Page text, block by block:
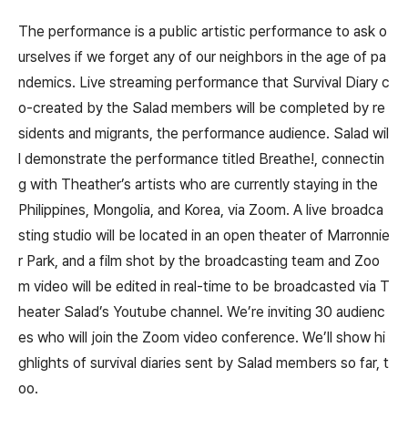
The performance is a public artistic performance to ask o
urselves if we forget any of our neighbors in the age of pa
ndemics. Live streaming performance that Survival Diary c
o-created by the Salad members will be completed by re
sidents and migrants, the performance audience. Salad wil
l demonstrate the performance titled Breathe!, connectin
g with Theather’s artists who are currently staying in the
Philippines, Mongolia, and Korea, via Zoom. A live broadca
sting studio will be located in an open theater of Marronnie
r Park, and a film shot by the broadcasting team and Zoo
m video will be edited in real-time to be broadcasted via T
heater Salad’s Youtube channel. We’re inviting 30 audienc
es who will join the Zoom video conference. We’ll show hi
ghlights of survival diaries sent by Salad members so far, t
oo.